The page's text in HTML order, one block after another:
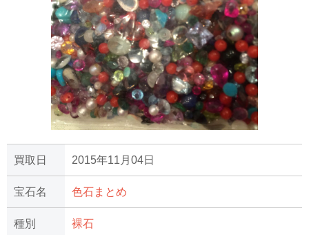
買取日 2015年11月04日
宝石名 色石まとめ
種別 裸石